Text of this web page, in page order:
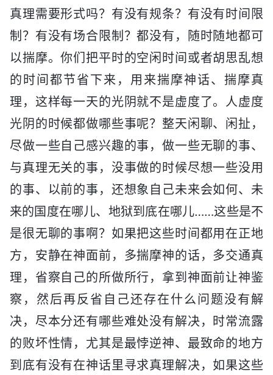
真理需要形式吗？有没有规条？有没有时间限
制？有没有场合限制？都没有，随时随地都可
以揣摩。你们把平时的空闲时间或者胡思乱想
的时间都节省下来，用来揣摩神话、揣摩真
理，这样每一天的光阴就不是虚度了。人虚度
光阴的时候都做哪些事呢？整天闲聊、闲扯，
尽做一些自己感兴趣的事，做一些无聊的事、
与真理无关的事，没事做的时候尽想一些没用
的事、以前的事，还想象自己未来会如何、未
来的国度在哪儿、地狱到底在哪儿……这些是不
是很无聊的事啊？如果把这些时间都用在正地
方，安静在神面前，多揣摩神的话，多交通真
理，省察自己的所做所行，拿到神面前让神鉴
察，然后再反省自己还存在什么问题没有解
决，尽本分还有哪些难处没有解决，时常流露
的败坏性情，尤其是最悖逆神、最致命的地方
到底有没有在神话里寻求真理解决，如果这些